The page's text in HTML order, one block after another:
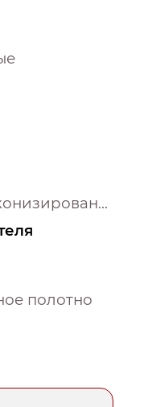
Полиэфирное силиконизированное полотно (100% полиэстер)
полотно